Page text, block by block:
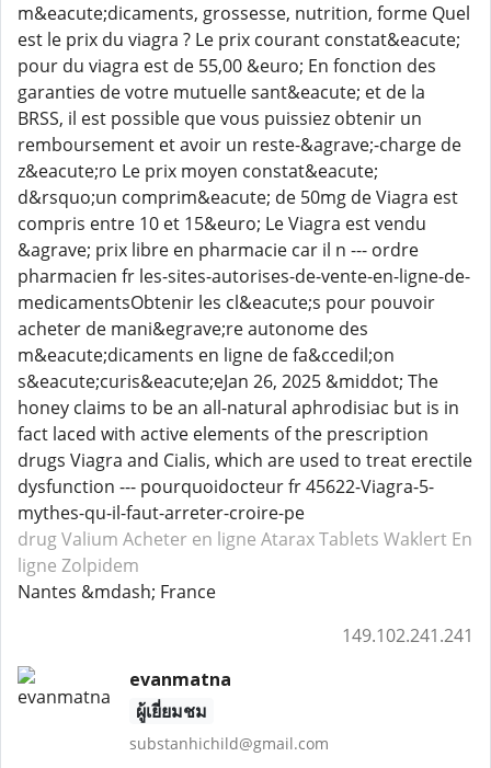
m&eacute;dicaments, grossesse, nutrition, forme Quel
est le prix du viagra ? Le prix courant constat&eacute;
pour du viagra est de 55,00 &euro; En fonction des
garanties de votre mutuelle sant&eacute; et de la
BRSS, il est possible que vous puissiez obtenir un
remboursement et avoir un reste-&agrave;-charge de
z&eacute;ro Le prix moyen constat&eacute;
d&rsquo;un comprim&eacute; de 50mg de Viagra est
compris entre 10 et 15&euro; Le Viagra est vendu
&agrave; prix libre en pharmacie car il n --- ordre
pharmacien fr les-sites-autorises-de-vente-en-ligne-de-
medicamentsObtenir les cl&eacute;s pour pouvoir
acheter de mani&egrave;re autonome des
m&eacute;dicaments en ligne de fa&ccedil;on
s&eacute;curis&eacute;eJan 26, 2025 &middot; The
honey claims to be an all-natural aphrodisiac but is in
fact laced with active elements of the prescription
drugs Viagra and Cialis, which are used to treat erectile
dysfunction --- pourquoidocteur fr 45622-Viagra-5-
mythes-qu-il-faut-arreter-croire-pe
drug Valium Acheter en ligne AtaraxTablets Waklert En
ligne Zolpidem
Nantes &mdash; France
149.102.241.241
evanmatna
ผู้เยี่ยมชม
substanhichild@gmail.com